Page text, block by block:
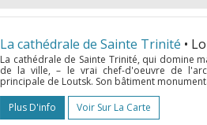
La cathédrale de Sainte Trinité •
La cathédrale de Sainte Trinité, qui domine
de la ville, – le vrai chef-d'oeuvre de
principale de Loutsk. Son bâtiment
Plus D'info
Voir Sur La Carte